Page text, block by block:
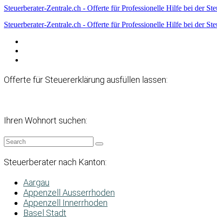
Steuerberater-Zentrale.ch - Offerte für Professionelle Hilfe bei der
Steuerberater-Zentrale.ch - Offerte für Professionelle Hilfe bei der
Offerte für Steuererklärung ausfüllen lassen:
Ihren Wohnort suchen:
Steuerberater nach Kanton:
Aargau
Appenzell Ausserrhoden
Appenzell Innerrhoden
Basel Stadt